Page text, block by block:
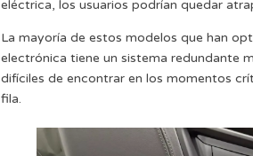
eléctrica, los usuarios podrían quedar
La mayoría de estos modelos que han
electrónica tiene un sistema redundante
difíciles de encontrar en los momentos
fila.